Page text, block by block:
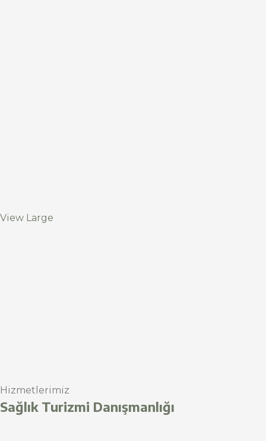
View Large
Hizmetlerimiz
Sağlık Turizmi Danışmanlığı